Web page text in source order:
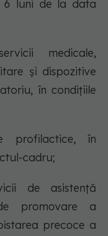
6 luni de la data
medicale,
şi dispozitive
în condiţiile
profilactice, în
cadru;
de asistenţă
promovare a
precoce a